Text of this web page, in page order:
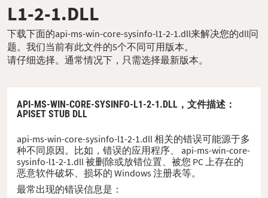
L1-2-1.DLL
下载下面的api-ms-win-core-sysinfo-l1-2-1.dll来解决您的dll问
题。我们当前有此文件的5个不同可用版本。
请仔细选择。通常情况下，只需选择最新版本。
API-MS-WIN-CORE-SYSINFO-L1-2-1.DLL， 文件描述 ：
APISET STUB DLL
api-ms-win-core-sysinfo-l1-2-1.dll 相关的错误可能源于多
种不同原因。比如，错误的应用程序、 api-ms-win-core-
sysinfo-l1-2-1.dll 被删除或放错位置、被您 PC 上存在的
恶意软件破坏、损坏的 Windows 注册表等。
最常出现的错误信息是：